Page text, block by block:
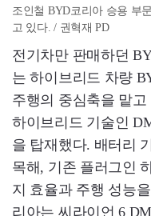
조인철 BYD코리아 승용 부
고 있다. / 권혁재 PD
전기차만 판매하던
는 하이브리드 차량
주행의 중심축을 맡
하이브리드 기술인
을 탑재했다. 배터리
목해, 기존 플러그인
지 효율과 주행 성능
리아는 씨라이언 6